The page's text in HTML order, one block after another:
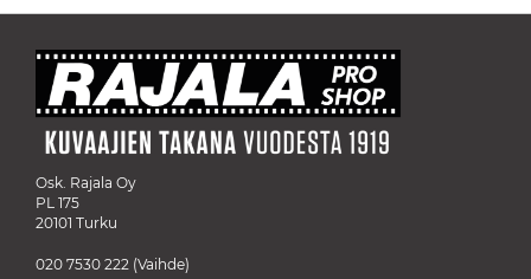
Osk. Rajala Oy
PL 175
20101 Turku
020 7530 222 (Vaihde)